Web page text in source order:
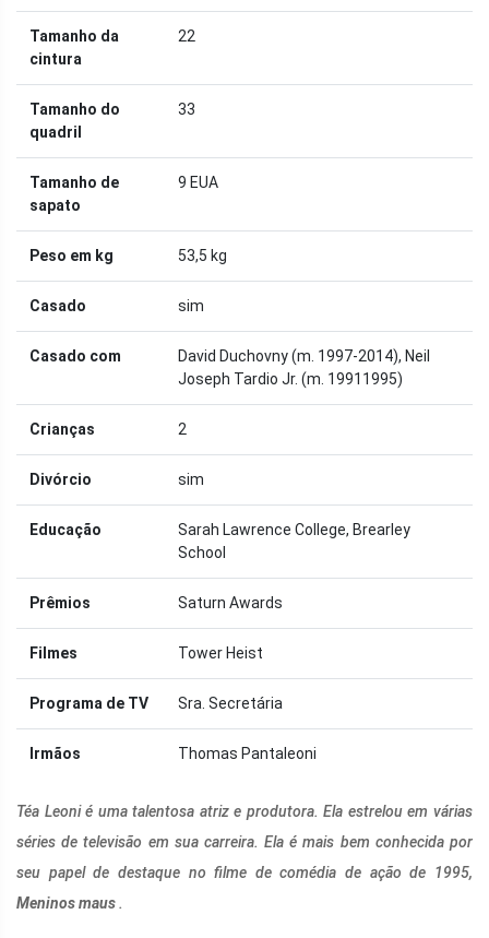
Tamanho da
cintura
22
Tamanho do
quadril
33
Tamanho de
sapato
9 EUA
Peso em kg 53,5 kg
Casado sim
Casado com
David Duchovny (m. 1997-2014), Neil
Joseph Tardio Jr. (m. 19911995)
Crianças 2
Divórcio sim
Educação
Sarah Lawrence College, Brearley
School
Prêmios Saturn Awards
Filmes Tower Heist
Programa de TV Sra. Secretária
Irmãos Thomas Pantaleoni
Téa Leoni é uma talentosa atriz e produtora. Ela estrelou em várias
séries de televisão em sua carreira. Ela é mais bem conhecida por
seu papel de destaque no filme de comédia de ação de 1995,
Meninos maus .